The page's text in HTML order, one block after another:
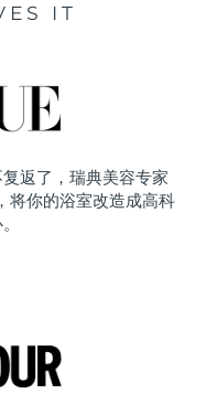
IT
返了，瑞典美容专家
将你的浴室改造成高科